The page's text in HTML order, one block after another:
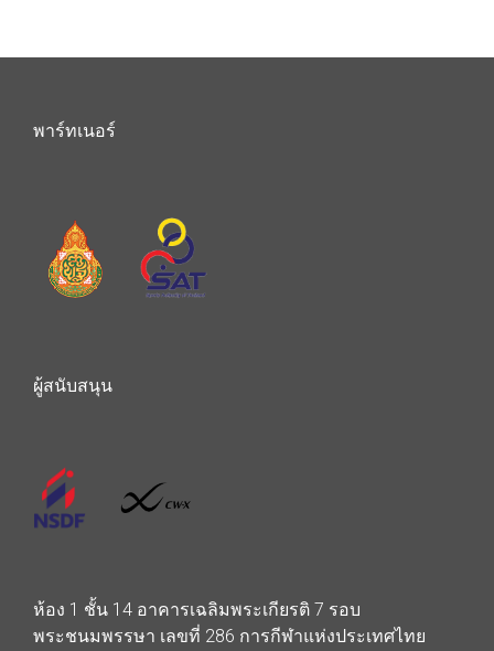
พาร์ทเนอร์
ผู้สนับสนุน
ห้อง 1 ชั้น 14 อาคารเฉลิมพระเกียรติ 7 รอบ
พระชนมพรรษา เลขที่ 286 การกีฬาแห่งประเทศไทย